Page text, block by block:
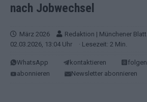
nach Jobwechsel
März 2026 Redaktion | Münchener Blatt
02.03.2026, 13:04 Uhr
· Lesezeit: 2 Min.
WhatsApp kontaktieren folgen
abonnieren
Newsletter abonnieren